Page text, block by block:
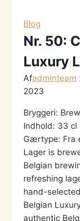
Blog
Nr. 50:
Luxury
Afadminteam
2023
Bryggeri:
Indhold: 33 cl
Gærtype: Fra
Lager is
Belgian
refreshing
hand-
Belgian
authentic